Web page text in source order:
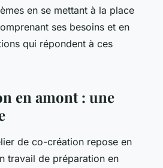
en se mettant à la place
ses besoins et en
qui répondent à ces
en amont : une
de co-création repose en
travail de préparation en